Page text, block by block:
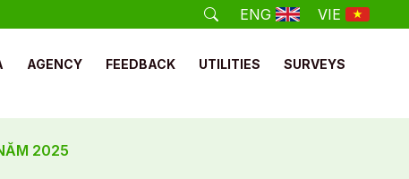
ENG VIE
AGENCY FEEDBACK UTILITIES SURVEYS
2025